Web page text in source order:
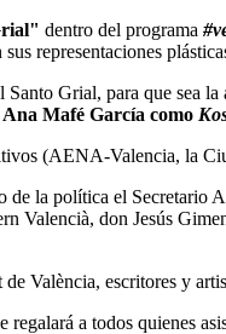
dentro del programa
representaciones
Grial, para que sea
Mafé García como
(AENA-Valencia, la
de la política el
don Jesús
València, escritores y
a todos quienes